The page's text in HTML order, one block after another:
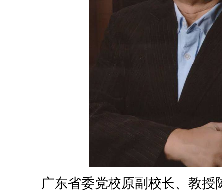
广东省委党校原副校长、教授